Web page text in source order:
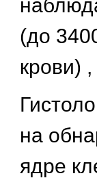
(до
крови)
на
ядре